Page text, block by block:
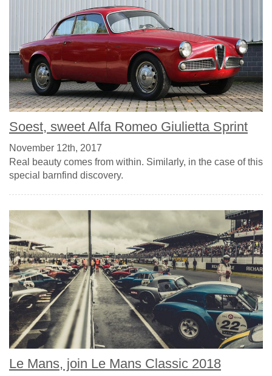
Soest, sweet Alfa Romeo Giulietta Sprint
November 12th, 2017
Real beauty comes from within. Similarly, in the case of this
special barnfind discovery.
Le Mans, join Le Mans Classic 2018